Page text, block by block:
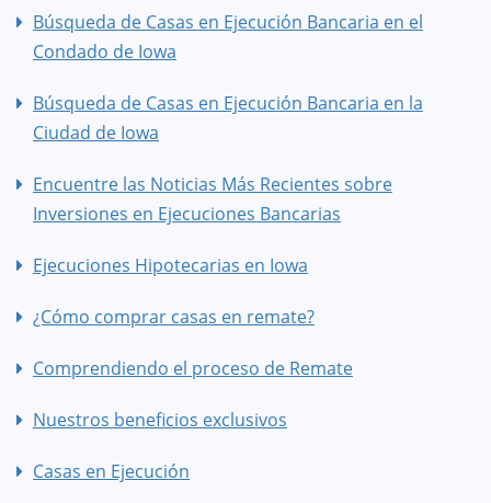
Búsqueda de Casas en Ejecución Bancaria en el
Condado de Iowa
Búsqueda de Casas en Ejecución Bancaria en la
Ciudad de Iowa
Encuentre las Noticias Más Recientes sobre
Inversiones en Ejecuciones Bancarias
Ejecuciones Hipotecarias en Iowa
¿Cómo comprar casas en remate?
Comprendiendo el proceso de Remate
Nuestros beneficios exclusivos
Casas en Ejecución